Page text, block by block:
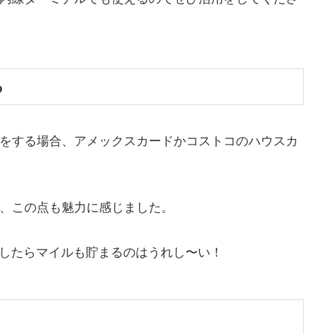
する場合、アメックスカードかコストコのハウスカ
この点も魅力に感じました。
たらマイルも貯まるのはうれし〜い！